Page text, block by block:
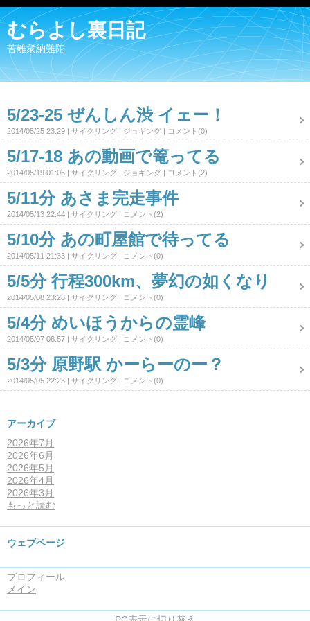
むらよし裏日記
苦離衆納難陀
5/23-25 ぜんしん渋 イェー！
2014/05/25 23:29 サイクリング ジョギング コメント(0)
5/17-18 あの動画で篭ってる
2014/05/19 01:06 サイクリング ジョギング コメント(2)
5/11分 あさま完走事件
2014/05/13 22:44 サイクリング コメント(2)
5/10分 あの町屋館で待ってる
2014/05/11 21:33 サイクリング コメント(0)
5/5分 行程300km、夢幻の如くなり
2014/05/08 23:28 サイクリング コメント(0)
5/4分 めいほうからの霊峰
2014/05/07 06:57 サイクリング コメント(0)
5/3分 原野駅 かーらーのー？
2014/05/05 22:23 サイクリング コメント(0)
アーカイブ
2026年7月
2026年6月
2026年5月
2026年4月
2026年3月
もっと読む
ウェブページ
プロフィール
メイン